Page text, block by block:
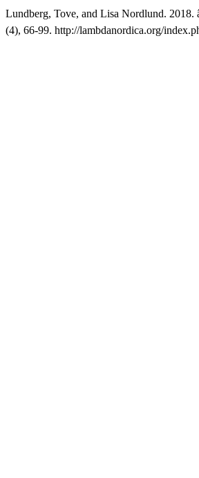
Lundberg, Tove, and Lisa Nordlund.
(4), 66-99. http://lambdanordica.org/